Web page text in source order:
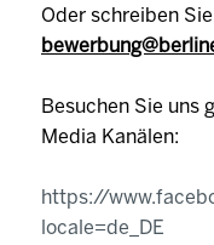
Oder schreiben
Besuchen Sie uns
Media Kanälen:
https://
locale=de_DE